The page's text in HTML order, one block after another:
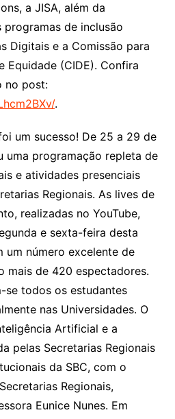
a JISA, além da
de inclusão
Digitais e a Comissão para
Equidade (CIDE). Confira
no post:
.
um sucesso! De 25 a 29 de
uma programação repleta de
e atividades presenciais
Regionais. As lives de
realizadas no YouTube,
e sexta-feira desta
um número excelente de
mais de 420 espectadores.
se todos os estudantes
nas Universidades. O
Artificial e a
pelas Secretarias Regionais
da SBC, com o
Regionais,
Eunice Nunes. Em